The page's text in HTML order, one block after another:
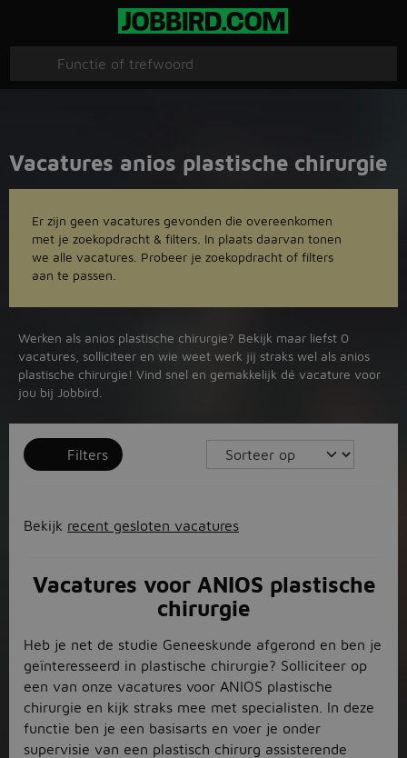
Vacatures anios plastische chirurgie
Er zijn geen vacatures gevonden die overeenkomen
met je zoekopdracht & filters. In plaats daarvan tonen
we alle vacatures. Probeer je zoekopdracht of filters
aan te passen.
Werken als anios plastische chirurgie? Bekijk maar liefst 0
vacatures, solliciteer en wie weet werk jij straks wel als anios
plastische chirurgie! Vind snel en gemakkelijk dé vacature voor
jou bij Jobbird.
Filters
Bekijk recent gesloten vacatures
Vacatures voor ANIOS plastische
chirurgie
Heb je net de studie Geneeskunde afgerond en ben je
geïnteresseerd in plastische chirurgie? Solliciteer op
een van onze vacatures voor ANIOS plastische
chirurgie en kijk straks mee met specialisten. In deze
functie ben je een basisarts en voer je onder
supervisie van een plastisch chirurg assisterende